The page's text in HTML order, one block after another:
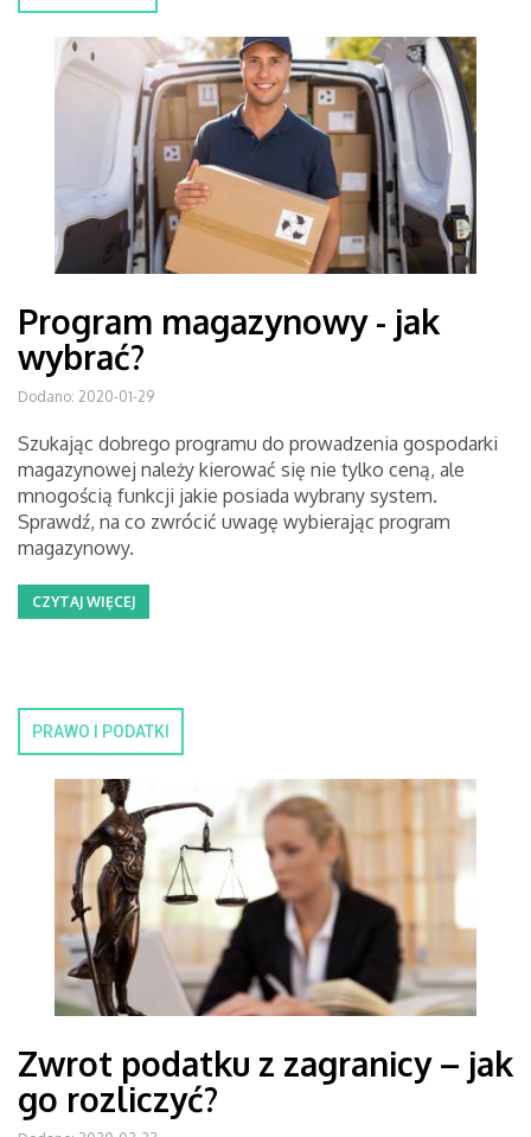
Program magazynowy - jak
wybrać?
Dodano: 2020-01-29
Szukając dobrego programu do prowadzenia gospodarki
magazynowej należy kierować się nie tylko ceną, ale
mnogością funkcji jakie posiada wybrany system.
Sprawdź, na co zwrócić uwagę wybierając program
magazynowy.
CZYTAJ WIĘCEJ
PRAWO I PODATKI
Zwrot podatku z zagranicy – jak
go rozliczyć?